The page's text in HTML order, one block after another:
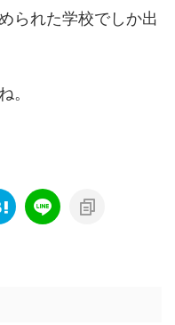
られた学校でしか出
。